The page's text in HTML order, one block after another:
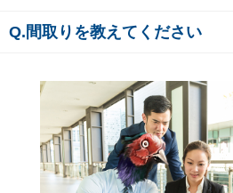
Q.間取りを教えてください